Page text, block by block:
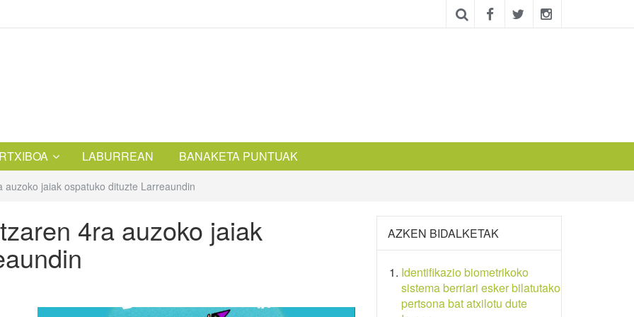
LABURREAN BANAKETA PUNTUAK
jaiak ospatuko dituzte Larreaundin
4ra auzoko jaiak AZKEN BIDALKETAK
Identifikazio biometrikoko
sistema berriari esker bilatutako
pertsona bat atxilotu dute